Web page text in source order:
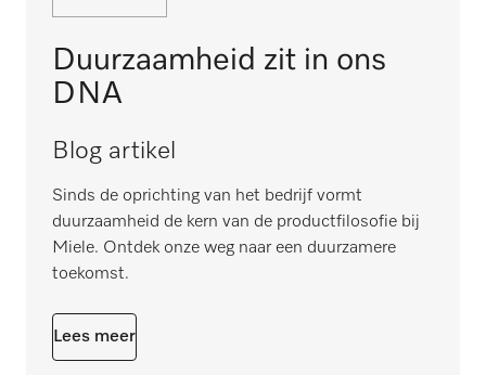
Duurzaamheid zit in ons
DNA
Blog artikel
Sinds de oprichting van het bedrijf vormt
duurzaamheid de kern van de productfilosofie bij
Miele. Ontdek onze weg naar een duurzamere
toekomst.
Lees meer